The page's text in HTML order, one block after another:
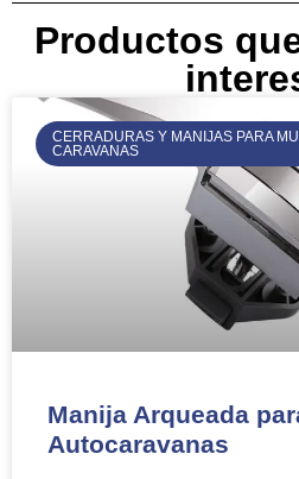
Productos
CERRADURAS Y MANIJAS PARA
CARAVANAS
Manija Arqueada
Autocaravanas